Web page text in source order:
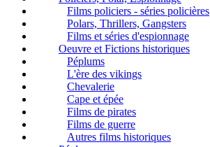
Films policiers - séries policières
Polars, Thrillers, Gangsters
Films et séries d'espionnage
Oeuvre et Fictions historiques
Péplums
L'ère des vikings
Chevalerie
Cape et épée
Films de pirates
Films de guerre
Autres films historiques